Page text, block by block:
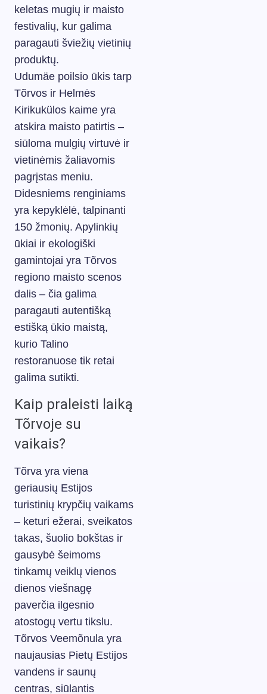
keletas mugių ir maisto
festivalių, kur galima
paragauti šviežių vietinių
produktų.
Udumäe poilsio ūkis tarp
Tõrvos ir Helmės
Kirikukülos kaime yra
atskira maisto patirtis –
siūloma mulgių virtuvė ir
vietinėmis žaliavomis
pagrįstas meniu.
Didesniems renginiams
yra kepyklėlė, talpinanti
150 žmonių. Apylinkių
ūkiai ir ekologiški
gamintojai yra Tõrvos
regiono maisto scenos
dalis – čia galima
paragauti autentišką
estišką ūkio maistą,
kurio Talino
restoranuose tik retai
galima sutikti.
Kaip praleisti laiką
Tõrvoje su
vaikais?
Tõrva yra viena
geriausių Estijos
turistinių krypčių vaikams
– keturi ežerai, sveikatos
takas, šuolio bokštas ir
gausybė šeimoms
tinkamų veiklų vienos
dienos viešnagę
paverčia ilgesnio
atostogų vertu tikslu.
Tõrvos Veemõnula yra
naujausias Pietų Estijos
vandens ir saunų
centras, siūlantis